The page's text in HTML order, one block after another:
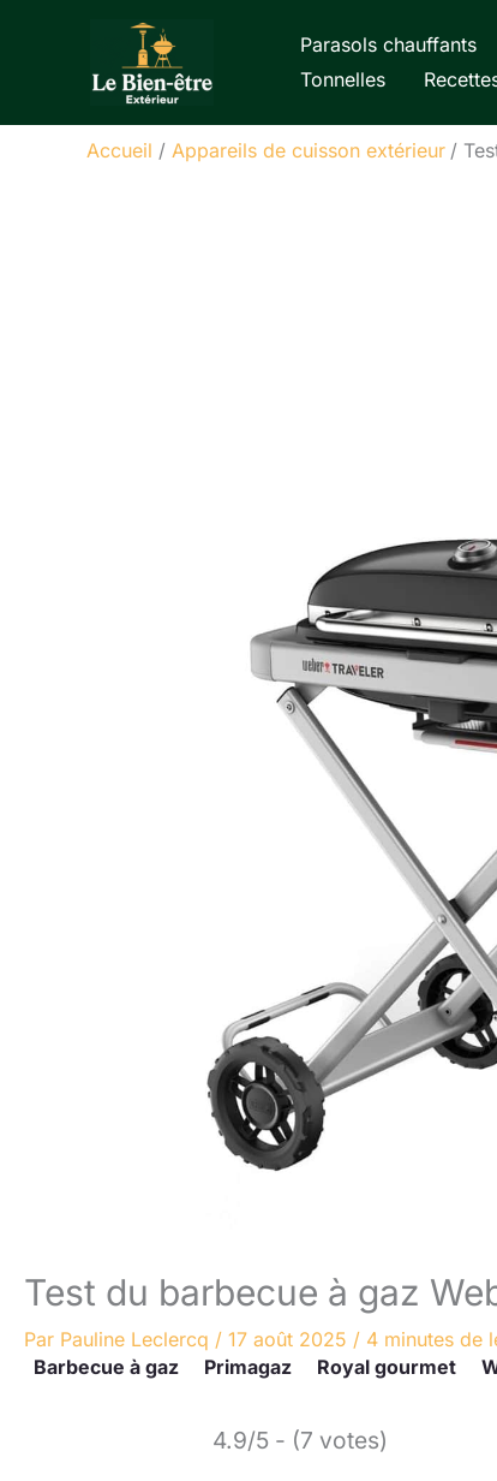
Parasols chauffants
Tonnelles
Accueil Appareils de cuisson extérieur
Test du barbecue à gaz
Par Pauline Leclercq / 17 août 2025 / 4 minutes de
Barbecue à gaz
Primagaz Royal gourmet
4.9/5 - (7 votes)